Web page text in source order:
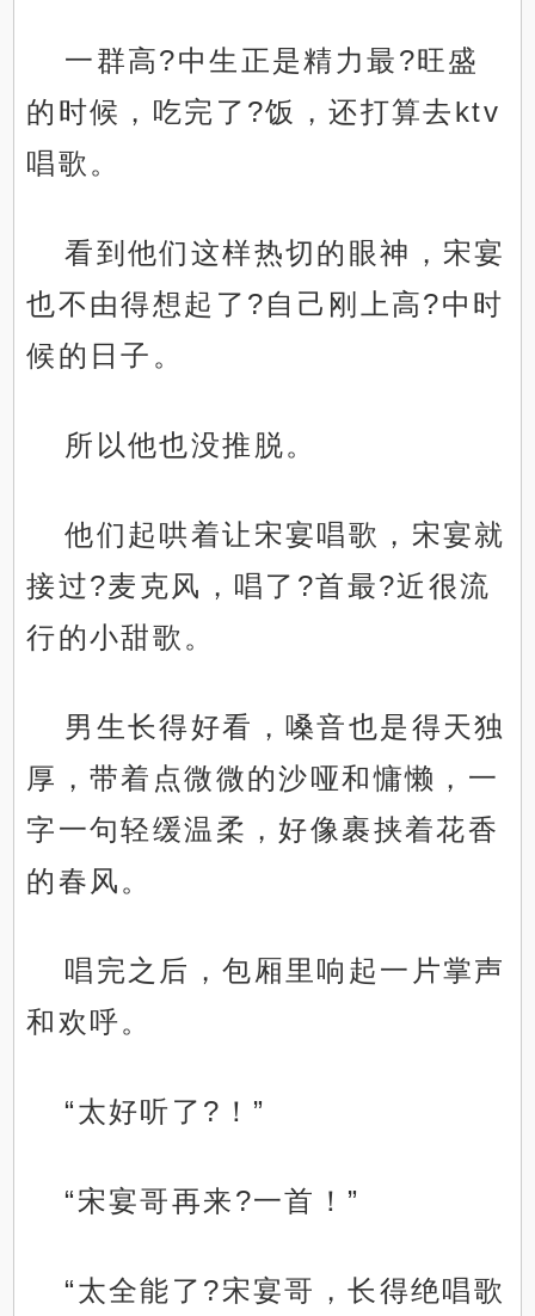
一群高?中生正是精力最?旺盛
的时候，吃完了?饭，还打算去ktv
唱歌。
看到他们这样热切的眼神，宋宴
也不由得想起了?自己刚上高?中时
候的日子。
所以他也没推脱。
他们起哄着让宋宴唱歌，宋宴就
接过?麦克风，唱了?首最?近很流
行的小甜歌。
男生长得好看，嗓音也是得天独
厚，带着点微微的沙哑和慵懒，一
字一句轻缓温柔，好像裹挟着花香
的春风。
唱完之后，包厢里响起一片掌声
和欢呼。
“太好听了?！”
“宋宴哥再来?一首！”
“太全能了?宋宴哥，长得绝唱歌